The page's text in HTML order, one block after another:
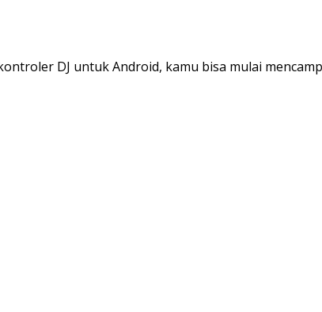
DJ untuk Android, kamu bisa mulai